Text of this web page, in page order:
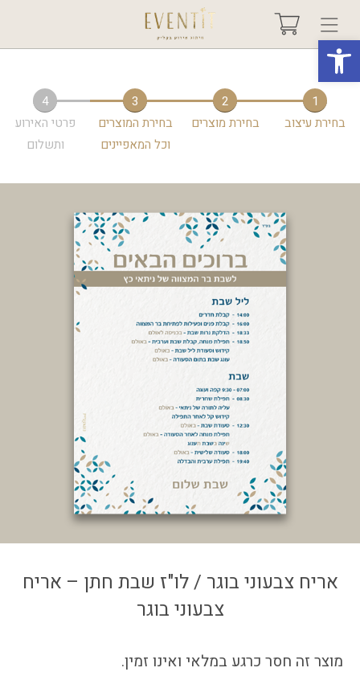
פתח סרגל נגישות
בחר אירוע +
שאלות ותשובות
1
בחירת עיצוב
2
בחירת מוצרים
3
בחירת המוצרים
וכל המאפיינים
4
פרטי האירוע
ותשלום
אריח צבעוני בוגר / לו"ז שבת חתן – אריח
צבעוני בוגר
מוצר זה חסר כרגע במלאי ואינו זמין.